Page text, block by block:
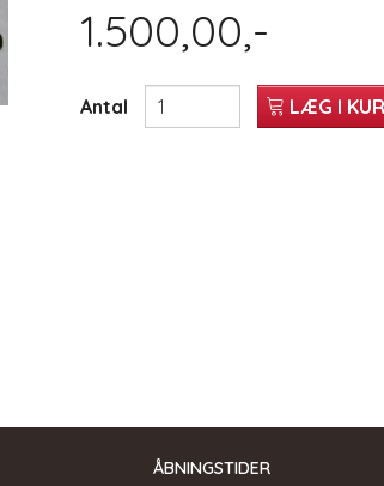
1.500,00,-
Antal LÆG I
ÅBNINGSTIDER